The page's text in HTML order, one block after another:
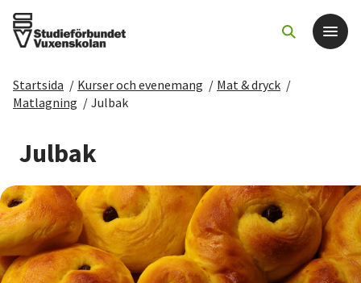
Det här gör vi
För dig som
Sök kurser och evenemang
Om SV
Startsida / Kurser och evenemang / Mat & dryck /
Matlagning / Julbak
Julbak